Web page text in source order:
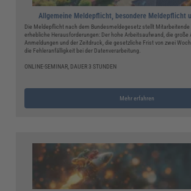
Allgemeine Meldepflicht, besondere Meldepflicht
Die Meldepflicht nach dem Bundesmeldegesetz stellt Mitarbeitende
erhebliche Herausforderungen: Der hohe Arbeitsaufwand, die große
Anmeldungen und der Zeitdruck, die gesetzliche Frist von zwei
die Fehleranfälligkeit bei der Datenverarbeitung.
ONLINE-SEMINAR, DAUER 3 STUNDEN
Mehr erfahren